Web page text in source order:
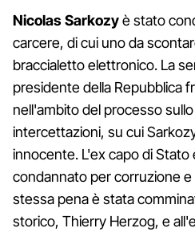
Nicolas Sarkozyè stato
carcere, di cui uno da
braccialetto elettronico. La
presidente della Repubblica
nell'ambito del processo
intercettazioni, su cui
innocente. L'ex capo di
condannato per corruzione
stessa pena è stata
storico, Thierry Herzog, e